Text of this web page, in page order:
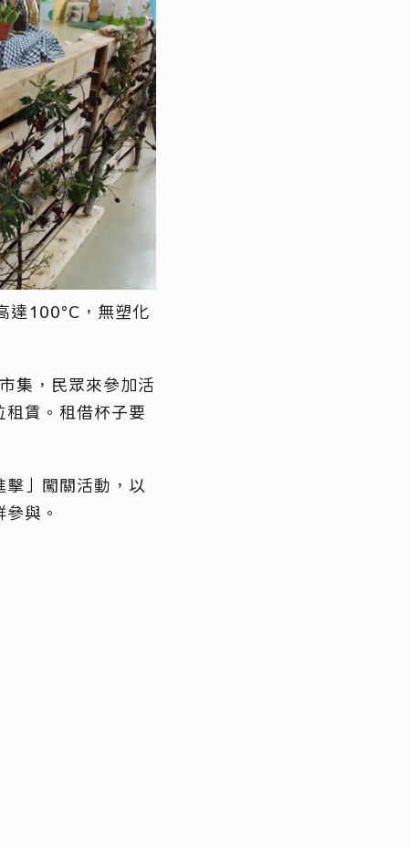
達100°C，無塑化
集，民眾來參加活
賃。租借杯子要
」闖關活動，以
與。